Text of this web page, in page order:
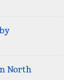
North